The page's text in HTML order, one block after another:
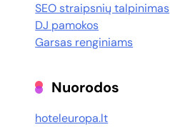
SEO straipsnių talpinimas
DJ pamokos
Garsas renginiams
Nuorodos
hoteleuropa.lt